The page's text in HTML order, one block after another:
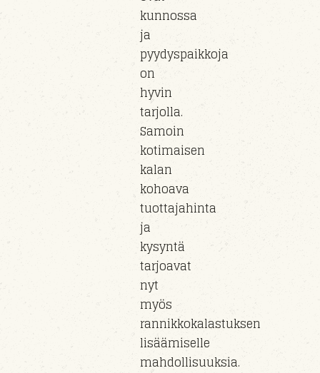
kunnossa
ja
pyydyspaikkoja
on
hyvin
tarjolla.
Samoin
kotimaisen
kalan
kohoava
tuottajahinta
ja
kysyntä
tarjoavat
nyt
myös
rannikkokalastuksen
lisäämiselle
mahdollisuuksia.